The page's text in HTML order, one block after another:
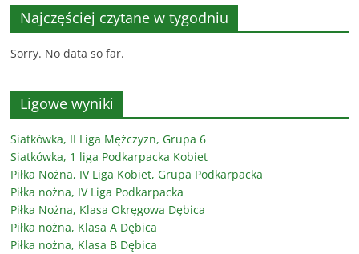
Najczęściej czytane w tygodniu
Sorry. No data so far.
Ligowe wyniki
Siatkówka, II Liga Mężczyzn, Grupa 6
Siatkówka, 1 liga Podkarpacka Kobiet
Piłka Nożna, IV Liga Kobiet, Grupa Podkarpacka
Piłka nożna, IV Liga Podkarpacka
Piłka Nożna, Klasa Okręgowa Dębica
Piłka nożna, Klasa A Dębica
Piłka nożna, Klasa B Dębica